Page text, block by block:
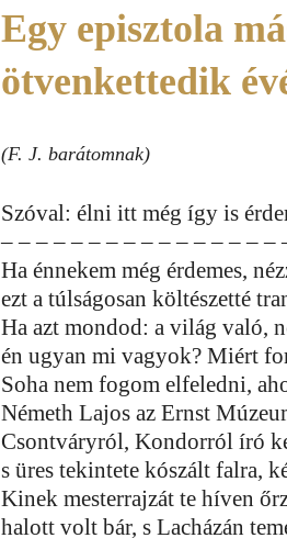
Egy episztola
ötvenkettedik
(F. J. barátomnak)
Szóval: élni itt még így is
– – – – – – – – – – – – – – – –
Ha énnekem még érdemes,
ezt a túlságosan költészetté
Ha azt mondod: a világ való,
én ugyan mi vagyok? Miért
Soha nem fogom elfeledni,
Németh Lajos az Ernst
Csontváryról, Kondorról író
s üres tekintete kószált falra,
Kinek mesterrajzát te híven
halott volt bár, s Lacházán